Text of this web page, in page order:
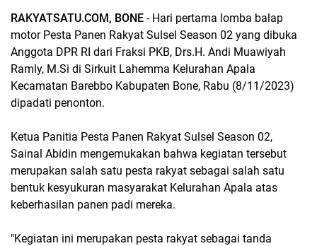
RAKYATSATU.COM, BONE - Hari pertama lomba balap
motor Pesta Panen Rakyat Sulsel Season 02 yang dibuka
Anggota DPR RI dari Fraksi PKB, Drs.H. Andi Muawiyah
Ramly, M.Si di Sirkuit Lahemma Kelurahan Apala
Kecamatan Barebbo Kabupaten Bone, Rabu (8/11/2023)
dipadati penonton.
Ketua Panitia Pesta Panen Rakyat Sulsel Season 02,
Sainal Abidin mengemukakan bahwa kegiatan tersebut
merupakan salah satu pesta rakyat sebagai salah satu
bentuk kesyukuran masyarakat Kelurahan Apala atas
keberhasilan panen padi mereka.
"Kegiatan ini merupakan pesta rakyat sebagai tanda